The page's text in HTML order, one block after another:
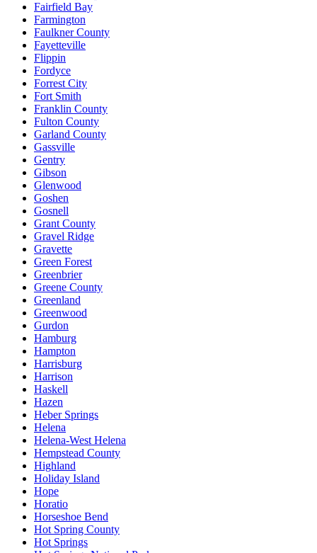
Fairfield Bay
Farmington
Faulkner County
Fayetteville
Flippin
Fordyce
Forrest City
Fort Smith
Franklin County
Fulton County
Garland County
Gassville
Gentry
Gibson
Glenwood
Goshen
Gosnell
Grant County
Gravel Ridge
Gravette
Green Forest
Greenbrier
Greene County
Greenland
Greenwood
Gurdon
Hamburg
Hampton
Harrisburg
Harrison
Haskell
Hazen
Heber Springs
Helena
Helena-West Helena
Hempstead County
Highland
Holiday Island
Hope
Horatio
Horseshoe Bend
Hot Spring County
Hot Springs